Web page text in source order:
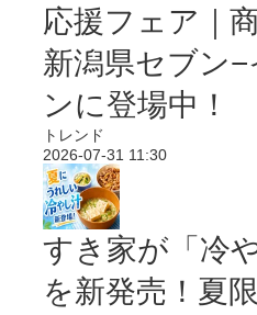
応援フェア｜
新潟県セブン
ンに登場中！
トレンド
2026-07-31 11:30
すき家が「冷
を新発売！夏